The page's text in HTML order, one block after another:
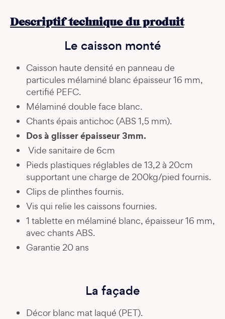
Descriptif technique du produit
Le caisson monté
Caisson haute densité en panneau de
particules mélaminé blanc épaisseur 16 mm,
certifié PEFC.
Mélaminé double face blanc.
Chants épais antichoc (ABS 1,5 mm).
Dos à glisser épaisseur 3mm.
Vide sanitaire de 6cm
Pieds plastiques réglables de 13,2 à 20cm
supportant une charge de 200kg/pied fournis.
Clips de plinthes fournis.
Vis qui relie les caissons fournies.
1 tablette en mélaminé blanc, épaisseur 16 mm,
avec chants ABS.
Garantie 20 ans
La façade
Décor blanc mat laqué (PET).